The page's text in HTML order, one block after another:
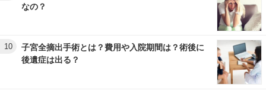
なの？
10
子宮全摘出手術とは？費用や入院期間は？術後に
後遺症は出る？